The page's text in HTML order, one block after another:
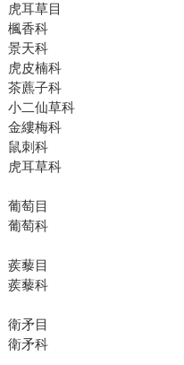
虎耳草目
楓香科
景天科
虎皮楠科
茶藨子科
小二仙草科
金縷梅科
鼠刺科
虎耳草科
葡萄目
葡萄科
蒺藜目
蒺藜科
衛矛目
衛矛科